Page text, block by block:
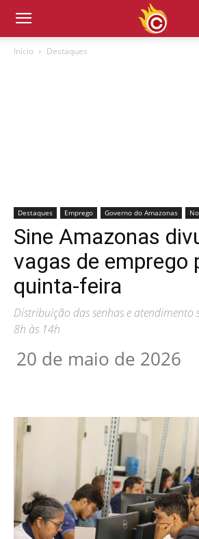
Início Destaques
Destaques Emprego Governo do Amazonas
Sine Amazonas
vagas de emprego
quinta-feira
Distribuição das senhas e atendimento
8h às 14h
20 de maio de 2026